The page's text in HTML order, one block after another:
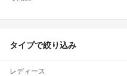
タイプで絞り込み
レディース